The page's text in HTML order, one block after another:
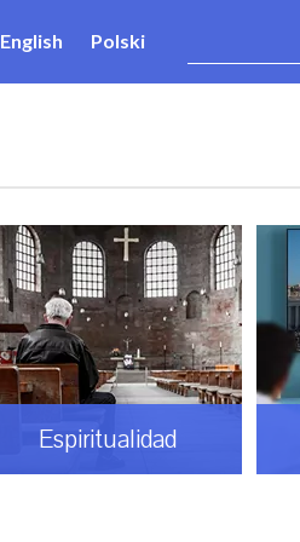
English Polski
Espiritualidad